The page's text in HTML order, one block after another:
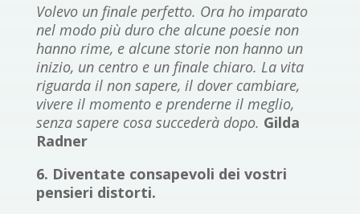
Volevo un finale perfetto. Ora ho imparato
nel modo più duro che alcune poesie non
hanno rime, e alcune storie non hanno un
inizio, un centro e un finale chiaro. La vita
riguarda il non sapere, il dover cambiare,
vivere il momento e prenderne il meglio,
senza sapere cosa succederà dopo. Gilda
Radner
6. Diventate consapevoli dei vostri
pensieri distorti.